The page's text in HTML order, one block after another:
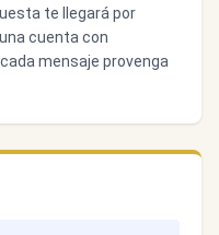
te llegará por
cuenta con
mensaje provenga